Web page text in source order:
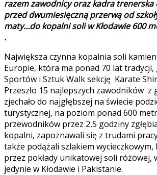
razem zawodnicy oraz kadra
przed dwumiesięczną przerwą od
maty…do kopalni soli w Kłodawie 600
.
Największa czynna kopalnia soli
Europie, która ma ponad 70 lat tradycji,
Sportów i Sztuk Walk sekcję Karate
Przeszło 15 najlepszych zawodników z
zjechało do najgłębszej na świecie
turystycznej, na poziom ponad 600
przewodników przez 2,5 godziny
kopalni, zapoznawali się z trudami
także podążali szlakiem
przez pokłady unikatowej soli różowej,
jedynie w Kłodawie i Pakistanie.